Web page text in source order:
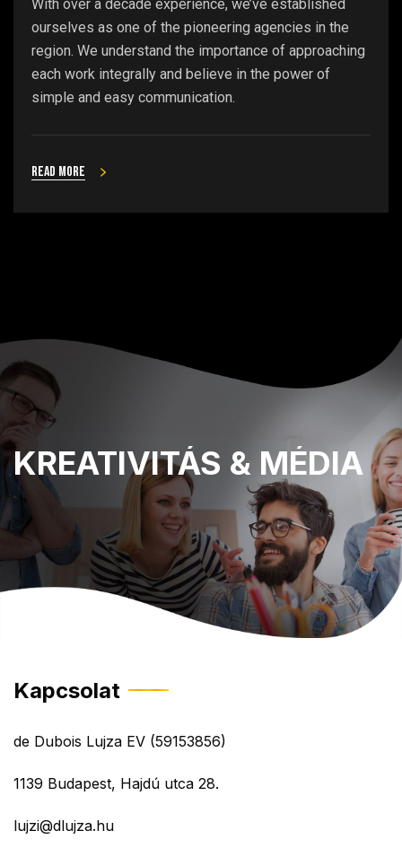
With over a decade experience, we’ve established
ourselves as one of the pioneering agencies in the
region. We understand the importance of approaching
each work integrally and believe in the power of
simple and easy communication.
Read more
KREATIVITÁS & MÉDIA
Kapcsolat
de Dubois Lujza EV (59153856)
1139 Budapest, Hajdú utca 28.
lujzi@dlujza.hu